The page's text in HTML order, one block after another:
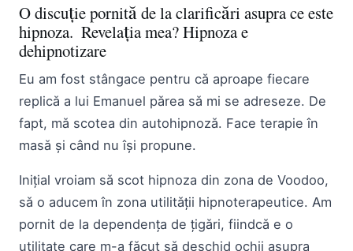
O discuție pornită de la clarificări asupra ce este
hipnoza. Revelația mea? Hipnoza e
dehipnotizare
Eu am fost stângace pentru că aproape fiecare
replică a lui Emanuel părea să mi se adreseze. De
fapt, mă scotea din autohipnoză. Face terapie în
masă și când nu își propune.
Inițial vroiam să scot hipnoza din zona de Voodoo,
să o aducem în zona utilității hipnoterapeutice. Am
pornit de la dependența de țigări, fiindcă e o
utilitate care m-a făcut să deschid ochii asupra